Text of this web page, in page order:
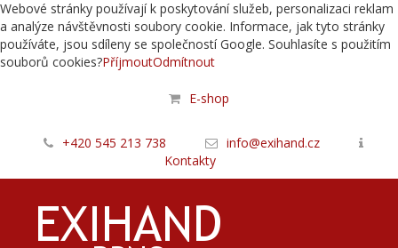
Webové stránky používají k poskytování služeb, personalizaci reklam
a analýze návštěvnosti soubory cookie. Informace, jak tyto stránky
používáte, jsou sdíleny se společností Google. Souhlasíte s použitím
souborů cookies?PříjmoutOdmítnout
E-shop
+420 545 213 738
info@exihand.cz
Kontakty